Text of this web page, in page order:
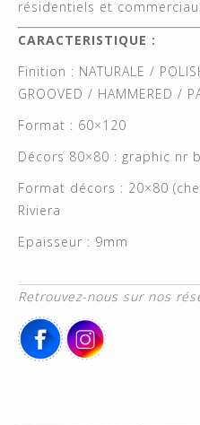
résidentiels et
CARACTERISTIQUE :
Finition : NATURALE /
GROOVED / HAMMERED /
Format : 60×120
Décors 80×80 : graphic nr
Format décors : 20×80
Riviera
Epaisseur : 9mm
Retrouvez-nous sur nos